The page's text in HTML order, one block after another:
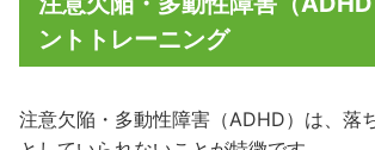
ントトレーニング
注意欠陥・多動性障害（ADHD）は、落